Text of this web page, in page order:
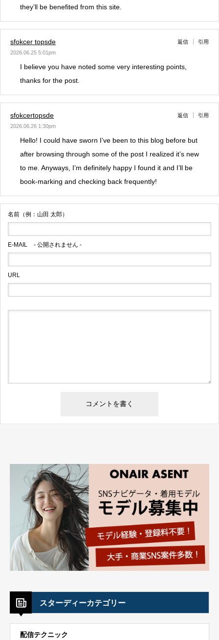
they’ll be benefited from this site.
sfokcer topsde
2026.06.25 5:01pm
返信 引用
I believe you have noted some very interesting points,
thanks for the post.
sfokcertopsde
2026.06.26 1:30pm
返信 引用
Hello! I could have sworn I’ve been to this blog before but
after browsing through some of the post I realized it’s new
to me. Anyways, I’m definitely happy I found it and I’ll be
book-marking and checking back frequently!
名前（例：山田 太郎）
E-MAIL - 公開されません -
URL
スターディーカテゴリー
配信テクニック